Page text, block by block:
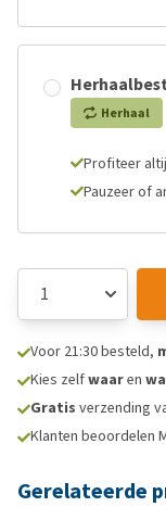
Herhaal
Profiteer
Pauzeer of
Voor 21:30 besteld,
Kies zelfwaaren
Gratis verzending
Klanten beoordelen
Gerelateerde